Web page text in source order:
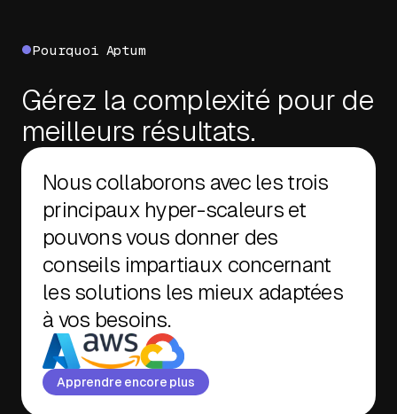
Pourquoi Aptum
Gérez la complexité pour de
meilleurs résultats.
Nous collaborons avec les trois
principaux hyper-scaleurs et
pouvons vous donner des
conseils impartiaux concernant
les solutions les mieux adaptées
à vos besoins.
Apprendre encore plus